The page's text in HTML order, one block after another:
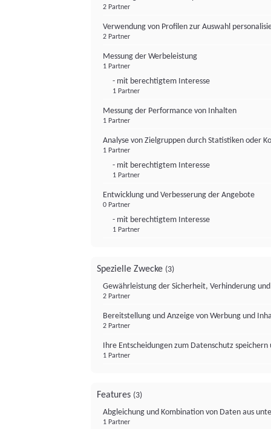
2 Partner
Verwendung von Profilen zur Auswahl
2 Partner
Messung der Werbeleistung
1 Partner
- mit berechtigtem Interesse
1 Partner
Messung der Performance von Inhalten
1 Partner
Analyse von Zielgruppen durch Statistiken oder
1 Partner
- mit berechtigtem Interesse
1 Partner
Entwicklung und Verbesserung der Angebote
0 Partner
- mit berechtigtem Interesse
1 Partner
Spezielle Zwecke (3)
Gewährleistung der Sicherheit, Verhinderung
2 Partner
Bereitstellung und Anzeige von Werbung und
2 Partner
Ihre Entscheidungen zum Datenschutz
1 Partner
Features (3)
Abgleichung und Kombination von Daten aus
1 Partner